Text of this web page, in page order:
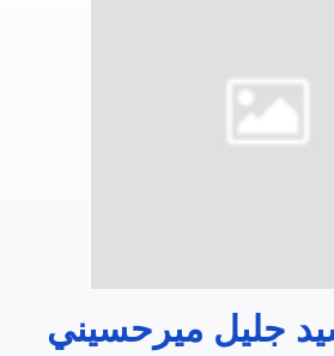
جليل ميرحسيني